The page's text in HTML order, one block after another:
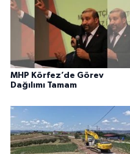
MHP Körfez’de Görev
Dağılımı Tamam